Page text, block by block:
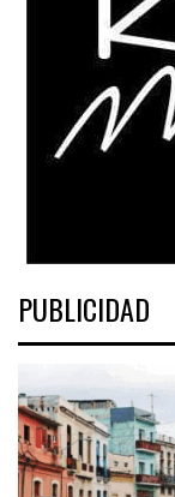
PUBLICIDAD